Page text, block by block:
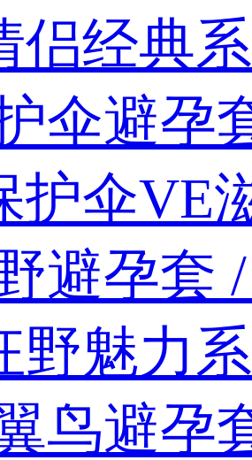
侣经典
伞避孕
护伞VE
避孕套 /
野魅力
鸟避孕